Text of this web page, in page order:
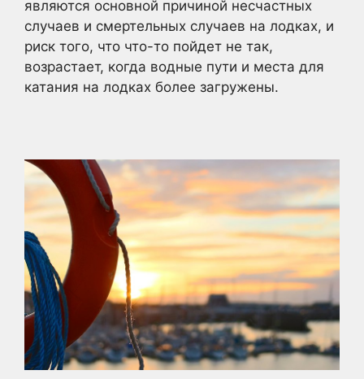
являются основной причиной несчастных
случаев и смертельных случаев на лодках, и
риск того, что что-то пойдет не так,
возрастает, когда водные пути и места для
катания на лодках более загружены.